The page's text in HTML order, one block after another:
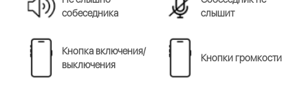
собеседника
слышит
Кнопка включения/
выключения
Кнопки громкости